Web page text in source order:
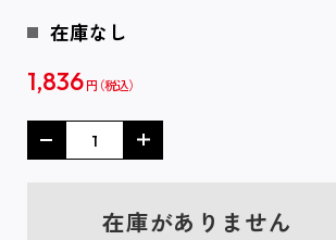
在庫なし
1,836 円
在庫がありません